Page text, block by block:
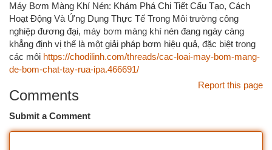
Máy Bơm Màng Khí Nén: Khám Phá Chi Tiết Cấu Tạo, Cách
Hoạt Động Và Ứng Dụng Thực Tế Trong Môi trường công
nghiệp đương đại, máy bơm màng khí nén đang ngày càng
khẳng định vị thế là một giải pháp bơm hiệu quả, đặc biệt trong
các môi https://chodilinh.com/threads/cac-loai-may-bom-mang-
de-bom-chat-tay-rua-ipa.466691/
Report this page
Comments
Submit a Comment